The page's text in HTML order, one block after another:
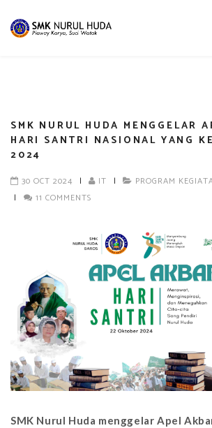
SMK NURUL HUDA MENGGELAR
HARI SANTRI NASIONAL YANG
2024
30 OCT 2024 | IT | PROGRAM
|
11 COMMENTS
SMK Nurul Huda menggelar Apel